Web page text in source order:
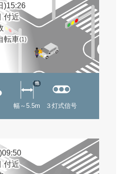
)15:26
付近
転車(1)
幅～5.5m
他
３灯式信号
付近